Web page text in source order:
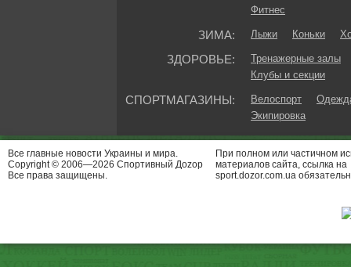
Фитнес
ЗИМА: Лыжи Коньки
ЗДОРОВЬЕ:
Тренажерные залы
Клубы и секции
СПОРТМАГАЗИНЫ: Велоспорт
Экипировка
Все главные новости Украины и мира.
Copyright © 2006—2026 Спортивный Доzор
Все права защищены.
При полном или частичном
материалов сайта, ссылка на
sport.dozor.com.ua